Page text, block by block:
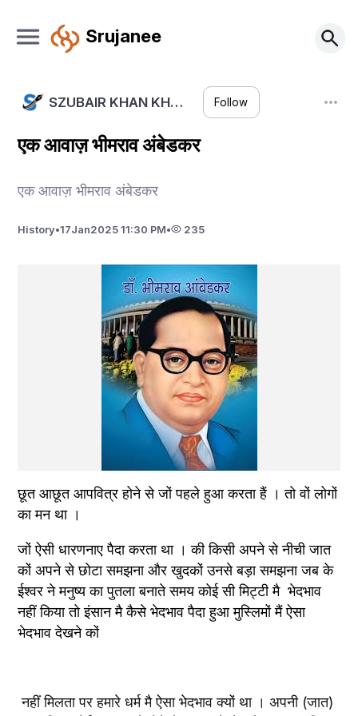
Srujanee
SZUBAIR KHAN KH… Follow
एक आवाज़ भीमराव अंबेडकर
एक आवाज़ भीमराव अंबेडकर
History•17Jan2025 11:30 PM• 235
छूत आछूत आपवित्र होने से जों पहले हुआ करता हैं । तो वों लोगों
का मन था ।
जों ऐसी धारणनाए पैदा करता था । की किसी अपने से नीची जात
कों अपने से छोटा समझना और खुदकों उनसे बड़ा समझना जब के
ईश्वर ने मनुष्य का पुतला बनाते समय कोई सी मिट्टी मै  भेदभाव
नहीं किया तो इंसान मै कैसे भेदभाव पैदा हुआ मुस्लिमों मैं ऐसा
भेदभाव देखने कों
नहीं मिलता पर हमारे धर्म मै ऐसा भेदभाव क्यों था । अपनी (जात)